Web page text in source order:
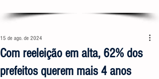
Com reeleição em alta, 62% dos
prefeitos querem mais 4 anos
15 de ago. de 2024